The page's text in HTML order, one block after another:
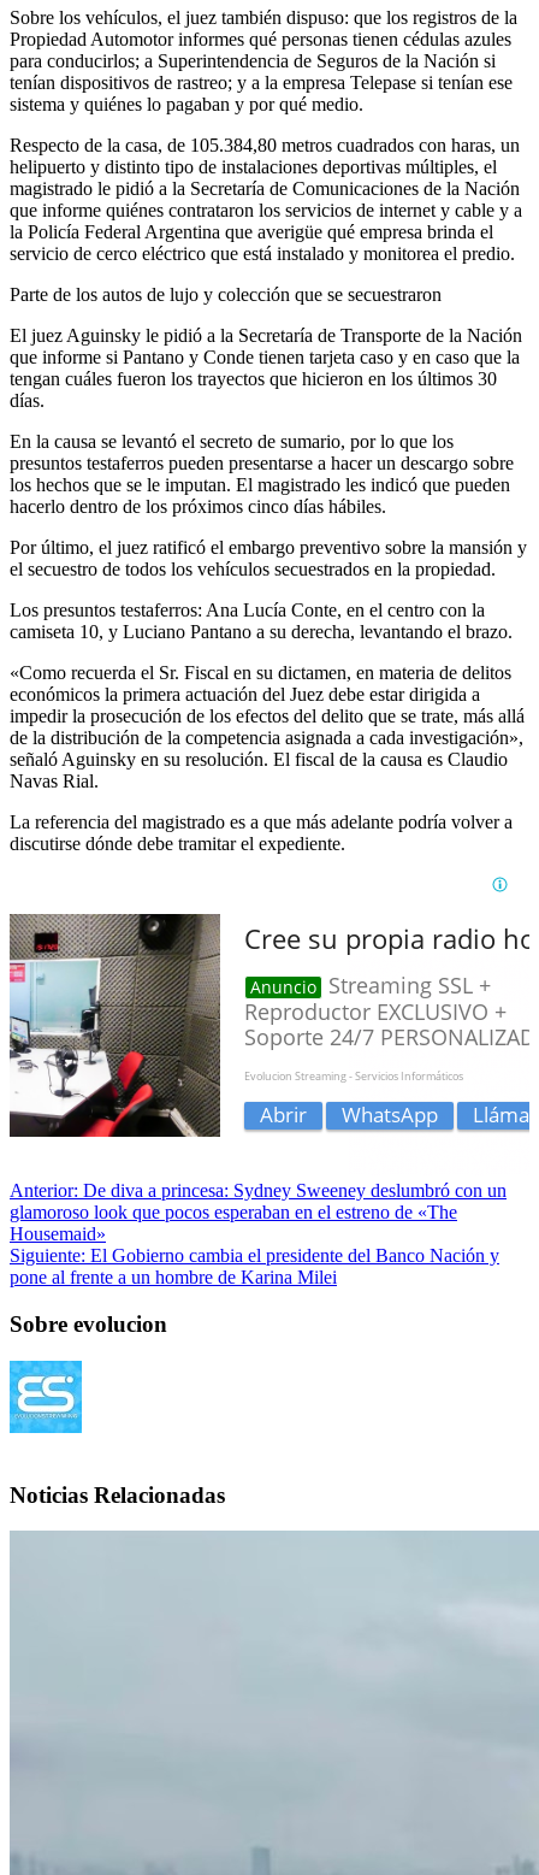
Sobre los vehículos, el juez también dispuso: que los registros de la
Propiedad Automotor informes qué personas tienen cédulas azules
para conducirlos; a Superintendencia de Seguros de la Nación si
tenían dispositivos de rastreo; y a la empresa Telepase si tenían ese
sistema y quiénes lo pagaban y por qué medio.
Respecto de la casa, de 105.384,80 metros cuadrados con haras, un
helipuerto y distinto tipo de instalaciones deportivas múltiples, el
magistrado le pidió a la Secretaría de Comunicaciones de la Nación
que informe quiénes contrataron los servicios de internet y cable y a
la Policía Federal Argentina que averigüe qué empresa brinda el
servicio de cerco eléctrico que está instalado y monitorea el predio.
Parte de los autos de lujo y colección que se secuestraron
El juez Aguinsky le pidió a la Secretaría de Transporte de la Nación
que informe si Pantano y Conde tienen tarjeta caso y en caso que la
tengan cuáles fueron los trayectos que hicieron en los últimos 30
días.
En la causa se levantó el secreto de sumario, por lo que los
presuntos testaferros pueden presentarse a hacer un descargo sobre
los hechos que se le imputan. El magistrado les indicó que pueden
hacerlo dentro de los próximos cinco días hábiles.
Por último, el juez ratificó el embargo preventivo sobre la mansión y
el secuestro de todos los vehículos secuestrados en la propiedad.
Los presuntos testaferros: Ana Lucía Conte, en el centro con la
camiseta 10, y Luciano Pantano a su derecha, levantando el brazo.
«Como recuerda el Sr. Fiscal en su dictamen, en materia de delitos
económicos la primera actuación del Juez debe estar dirigida a
impedir la prosecución de los efectos del delito que se trate, más allá
de la distribución de la competencia asignada a cada investigación»,
señaló Aguinsky en su resolución. El fiscal de la causa es Claudio
Navas Rial.
La referencia del magistrado es a que más adelante podría volver a
discutirse dónde debe tramitar el expediente.
Anterior: De diva a princesa: Sydney Sweeney deslumbró con un
glamoroso look que pocos esperaban en el estreno de «The
Housemaid»
Siguiente: El Gobierno cambia el presidente del Banco Nación y
pone al frente a un hombre de Karina Milei
Sobre evolucion
Noticias Relacionadas